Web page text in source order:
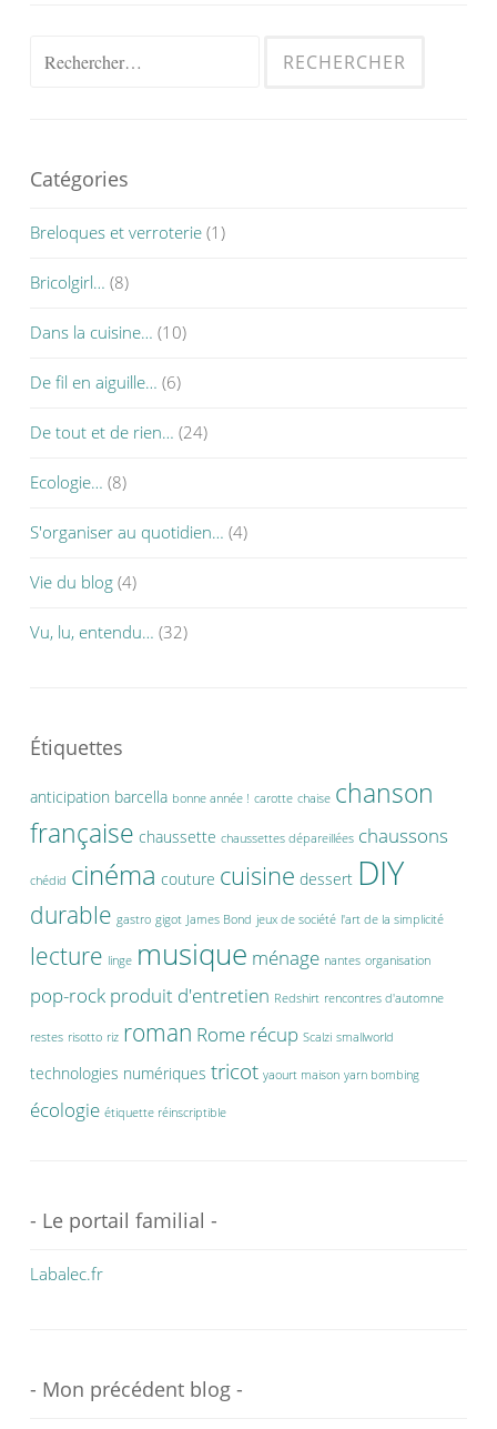
Rechercher :
Catégories
Breloques et verroterie (1)
Bricolgirl… (8)
Dans la cuisine… (10)
De fil en aiguille… (6)
De tout et de rien… (24)
Ecologie… (8)
S'organiser au quotidien… (4)
Vie du blog (4)
Vu, lu, entendu… (32)
Étiquettes
anticipation barcella bonne année ! carotte chaise chanson
française chaussette chaussettes dépareillées chaussons
chédid cinéma couture cuisine dessert DIY
durable gastro gigot James Bond jeux de société l'art de la simplicité
lecture linge musique ménage nantes organisation
pop-rock produit d'entretien Redshirt rencontres d'automne
restes risotto riz roman Rome récup Scalzi smallworld
technologies numériques tricot yaourt maison yarn bombing
écologie étiquette réinscriptible
- Le portail familial -
Labalec.fr
- Mon précédent blog -